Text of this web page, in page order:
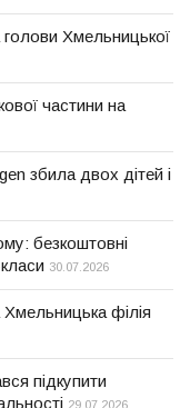
голови Хмельницької
частини на
збила двох дітей і
безкоштовні
30.07.2026
філія
підкупити
29.07.2026